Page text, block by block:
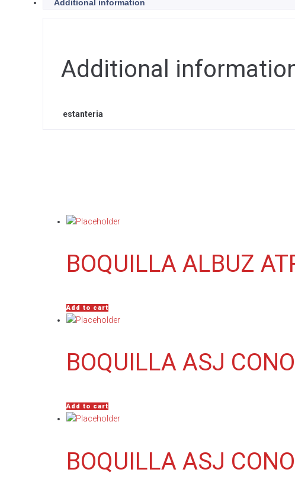
Additional information
Additional
estanteria
BOQUILLA ALBUZ
Add to cart
BOQUILLA ASJ
Add to cart
BOQUILLA ASJ